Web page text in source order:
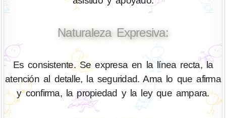
Naturaleza Expresiva:
Es consistente. Se expresa en la línea recta, la
atención al detalle, la seguridad. Ama lo que afirma
y confirma, la propiedad y la ley que ampara.